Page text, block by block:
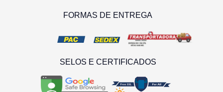
FORMAS DE ENTREGA
SELOS E CERTIFICADOS